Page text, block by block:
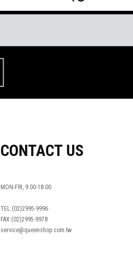
CONTACT US
MON-FRI, 9:00-18:00
TEL:(02)2995-9996
FAX:(02)2995-9978
service@queenshop.com.tw